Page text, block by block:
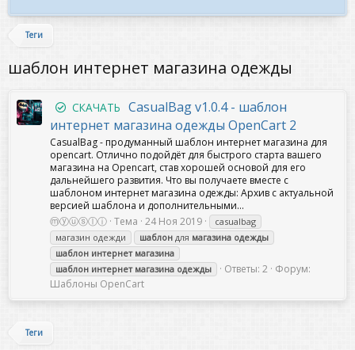
Теги
шаблон интернет магазина одежды
СКАЧАТЬ CasualBag v1.0.4 - шаблон
интернет магазина одежды OpenCart 2
CasualBag - продуманный шаблон интернет магазина для
opencart. Отлично подойдёт для быстрого старта вашего
магазина на Opencart, став хорошей основой для его
дальнейшего развития. Что вы получаете вместе с
шаблоном интернет магазина одежды: Архив с актуальной
версией шаблона и дополнительными...
ⓜⓨⓤⓢⓛⓘ Тема 24 Ноя 2019
casualbag
магазин одежди
шаблон для магазина одежды
шаблон интернет магазина
шаблон интернет магазина одежды Ответы: 2 Форум:
Шаблоны OpenCart
Теги